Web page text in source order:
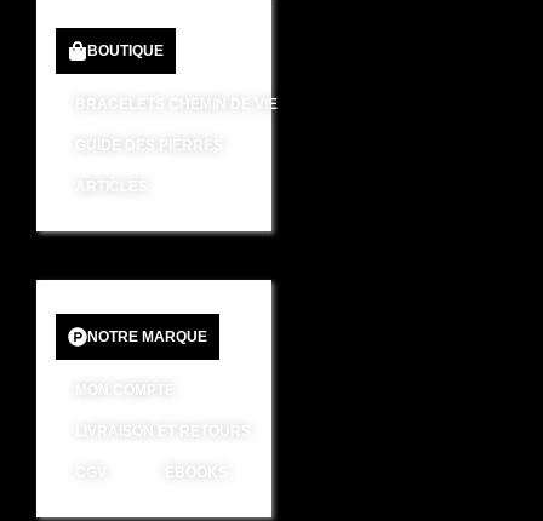
BOUTIQUE
BRACELETS CHEMIN DE VIE
GUIDE DES PIERRES
NOTRE MARQUE
MON COMPTE
EBOOKS